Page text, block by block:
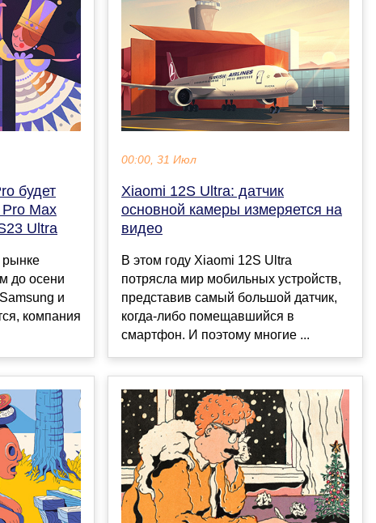
будет
Max
Ultra
до осени
и
компания
00:00, 31 Июл
Xiaomi 12S Ultra: датчик
основной камеры измеряется на
видео
В этом году Xiaomi 12S Ultra
потрясла мир мобильных устройств,
представив самый большой датчик,
когда-либо помещавшийся в
смартфон. И поэтому многие ...